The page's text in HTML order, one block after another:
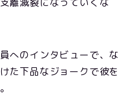
へのインタビューで、な
た下品なジョークで彼を